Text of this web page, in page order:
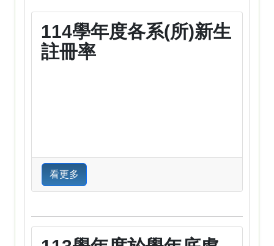
114學年度各系(所)新生
註冊率
看更多